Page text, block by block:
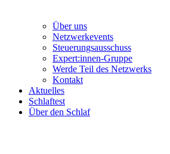
Über uns
Netzwerkevents
Steuerungsausschuss
Expert:innen-Gruppe
Werde Teil des Netzwerks
Kontakt
Aktuelles
Schlaftest
Über den Schlaf